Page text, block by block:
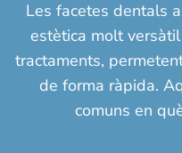
Les facetes dentals
estètica molt
tractaments,
de forma ràpida.
comuns en